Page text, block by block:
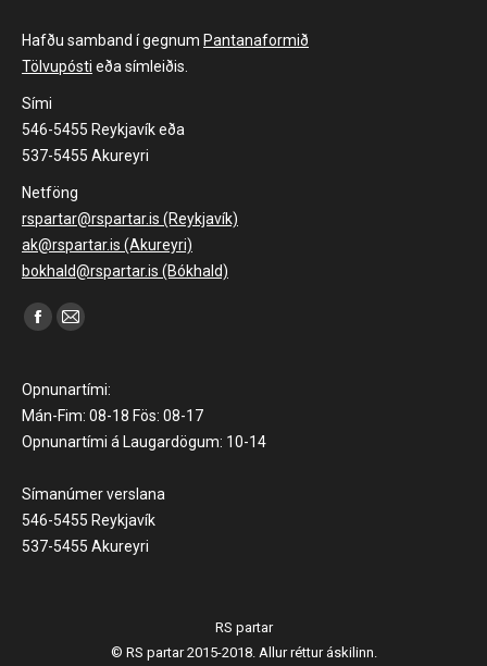
Hafðu samband í gegnum Pantanaformið
Tölvupósti eða símleiðis.
Sími
546-5455 Reykjavík eða
537-5455 Akureyri
Netföng
rspartar@rspartar.is (Reykjavík)
ak@rspartar.is (Akureyri)
bokhald@rspartar.is (Bókhald)
Find us on:
Facebook
opens
in
new
Mail
opens
in
new
Opnunartími:
Mán-Fim: 08-18 Fös: 08-17
Opnunartími á Laugardögum: 10-14
Símanúmer verslana
546-5455 Reykjavík
537-5455 Akureyri
RS partar
© RS partar 2015-2018. Allur réttur áskilinn.